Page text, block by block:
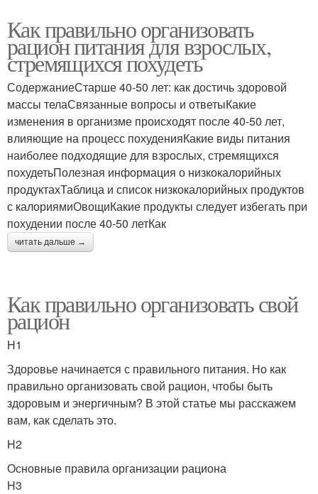
Как правильно организовать
рацион питания для взрослых,
стремящихся похудеть
СодержаниеСтарше 40-50 лет: как достичь здоровой
массы телаСвязанные вопросы и ответыКакие
изменения в организме происходят после 40-50 лет,
влияющие на процесс похуденияКакие виды питания
наиболее подходящие для взрослых, стремящихся
похудетьПолезная информация о низкокалорийных
продуктахТаблица и список низкокалорийных продуктов
с калориямиОвощиКакие продукты следует избегать при
похудении после 40-50 летКак
читать дальше →
Как правильно организовать свой
рацион
H1
Здоровье начинается с правильного питания. Но как
правильно организовать свой рацион, чтобы быть
здоровым и энергичным? В этой статье мы расскажем
вам, как сделать это.
H2
Основные правила организации рациона
H3